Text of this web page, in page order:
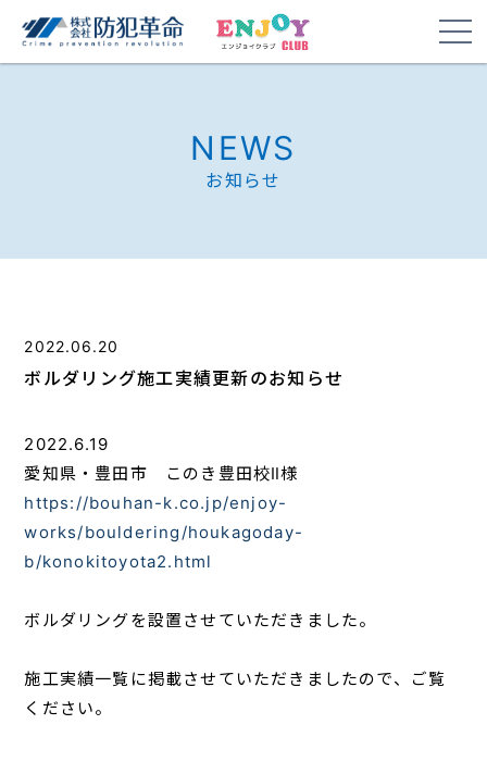
NEWS
お知らせ
2022.06.20
ボルダリング施工実績更新のお知らせ
2022.6.19
愛知県・豊田市 このき豊田校Ⅱ様
https://bouhan-k.co.jp/enjoy-
works/bouldering/houkagoday-
b/konokitoyota2.html
ボルダリングを設置させていただきました。
施工実績一覧に掲載させていただきましたので、ご覧
ください。